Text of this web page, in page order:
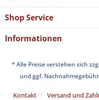
Shop Service
Informationen
* Alle Preise verstehen sich
und ggf.
Kontakt Versand und